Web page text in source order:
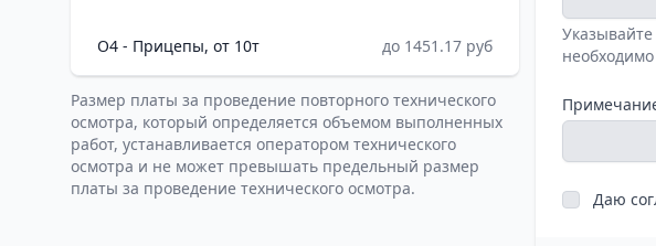
O4 - Прицепы, от 10т до 1451.17 руб
Размер платы за проведение повторного технического
осмотра, который определяется объемом выполненных
работ, устанавливается оператором технического
осмотра и не может превышать предельный размер
платы за проведение технического осмотра.
Даю